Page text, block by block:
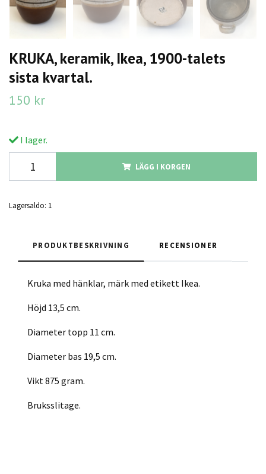
KRUKA, keramik, Ikea, 1900-talets
sista kvartal.
150 kr
I lager.
LÄGG I KORGEN
Lagersaldo: 1
PRODUKTBESKRIVNING RECENSIONER
Kruka med hänklar, märk med etikett Ikea.
Höjd 13,5 cm.
Diameter topp 11 cm.
Diameter bas 19,5 cm.
Vikt 875 gram.
Bruksslitage.